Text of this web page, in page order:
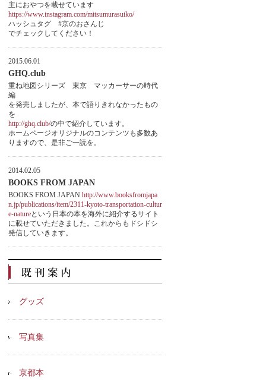
主におやつを載せています
https://www.instagram.com/mitsumurasuiko/
ハッシュタグ #京のおさんじ
でチェックしてください！
2015.06.01
GHQ.club
重ね地図シリーズ 東京 マッカーサーの時代
編
を発売しましたが、本で語りきれなかったもの
を
http://ghq.club/の中で紹介しています。
ホームページオリジナルのコンテンツも多数あ
りますので、是非ご一読を。
2014.02.05
BOOKS FROM JAPAN
BOOKS FROM JAPAN http://www.booksfromjapa
n.jp/publications/item/2311-kyoto-transportation-cultur
e-natureという日本の本を海外に紹介するサイト
に載せていただきました。これからもドシドシ
発信していきます。
グッズ
写真集
京都本